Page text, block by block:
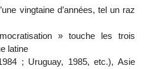
vingtaine d’années, tel un raz
» touche les trois
latine
; Uruguay, 1985, etc.), Asie